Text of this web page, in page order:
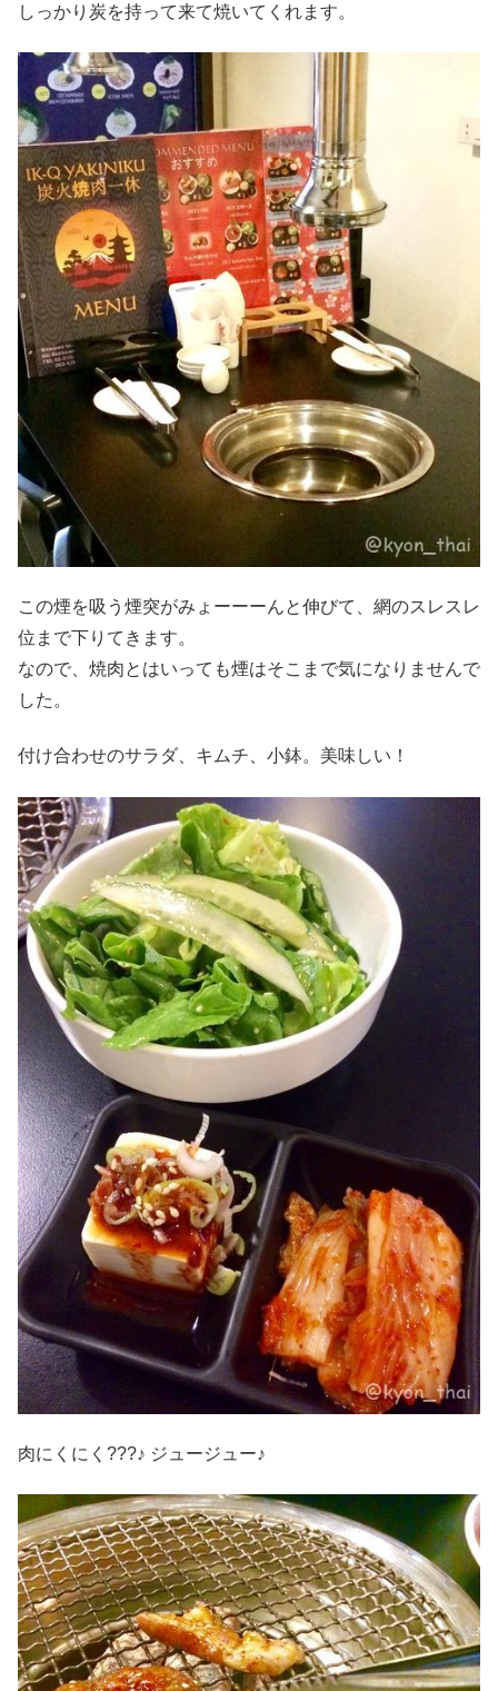
しっかり炭を持って来て焼いてくれます。
この煙を吸う煙突がみょーーーんと伸びて、網のスレスレ
位まで下りてきます。
なので、焼肉とはいっても煙はそこまで気になりませんで
した。
付け合わせのサラダ、キムチ、小鉢。美味しい！
肉にくにく???♪ ジュージュー♪